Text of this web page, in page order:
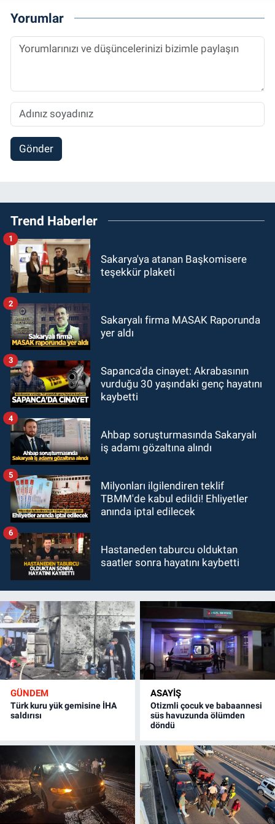
Yorumlar
Gönder
Trend Haberler
Sakarya'ya atanan Başkomisere
teşekkür plaketi
1
Sakaryalı firma MASAK Raporunda
yer aldı
2
Sapanca'da cinayet: Akrabasının
vurduğu 30 yaşındaki genç hayatını
kaybetti
3
Ahbap soruşturmasında Sakaryalı
iş adamı gözaltına alındı
4
Milyonları ilgilendiren teklif
TBMM'de kabul edildi! Ehliyetler
anında iptal edilecek
5
Hastaneden taburcu olduktan
saatler sonra hayatını kaybetti
6
GÜNDEM
Türk kuru yük gemisine İHA
saldırısı
ASAYİŞ
Otizmli çocuk ve babaannesi
süs havuzunda ölümden
döndü